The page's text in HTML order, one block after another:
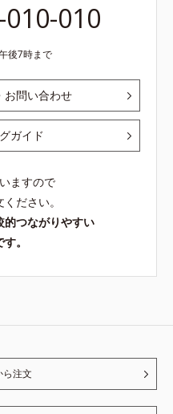
010
後7時まで
お問い合わせ
ガイド
ますので
ださい。
的つながりやすい
。
ら注文